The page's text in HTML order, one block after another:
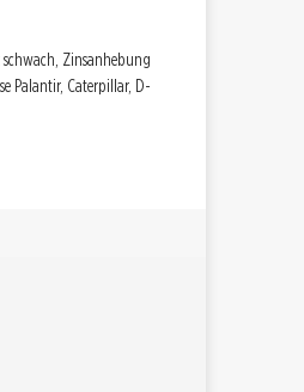
Zinsanhebung
Palantir, Caterpillar, D-